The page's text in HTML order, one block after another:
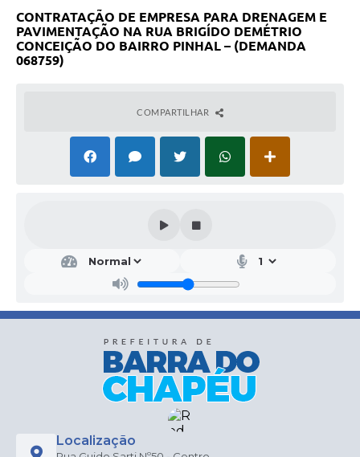
CONTRATAÇÃO DE EMPRESA PARA DRENAGEM E
PAVIMENTAÇÃO NA RUA BRIGÍDO DEMÉTRIO
CONCEIÇÃO DO BAIRRO PINHAL – (DEMANDA
068759)
COMPARTILHAR
Localização